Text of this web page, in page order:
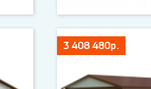
3 408 480р.